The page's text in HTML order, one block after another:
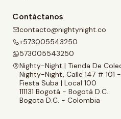
Contáctanos
contacto@nightynight.co
+573005543250
573005543250
Nighty-Night | Tienda De
Nighty-Night, Calle 147 # 101
Fiesta Suba | Local 100
111131 Bogotá - Bogotá D.C.
Bogota D.C. - Colombia